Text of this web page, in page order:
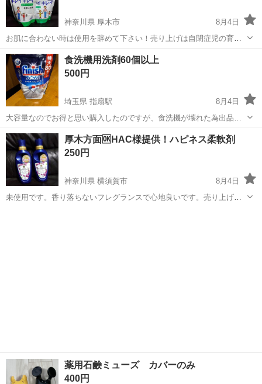
神奈川県 厚木市
8月4日
お肌に合わない時は使用を辞めて下さい！売り上げは自閉症児の育成
支援で役立てます。
神奈川 厚木市 洗濯用品 キレイキレイ
食洗機用洗剤60個以上
500円
埼玉県 指扇駅
8月4日
大容量なのでお得と思い購入したのですが、食洗機が壊れた為出品し
ます。 中身はほとんど使っておらず、60個以上あると思われます。 か
なりお得ですので、是非お使いください。
埼玉 さいたま市 指扇駅 洗濯用品
厚木方面🆗HAC様提供！ハピネス柔軟剤
250円
神奈川県 横須賀市
8月4日
未使用です。香り落ちないフレグランスで心地良いです。売り上げは
薬用石鹸ミューズ カバーのみ
400円